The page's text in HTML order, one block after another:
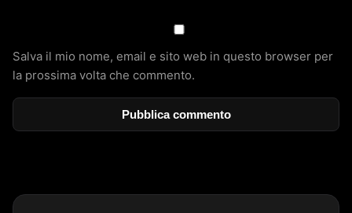
Salva il mio nome, email e sito web in questo browser per
la prossima volta che commento.